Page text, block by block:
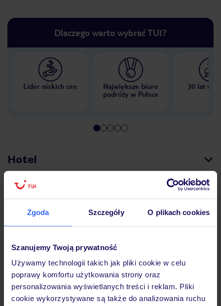
Zgoda Szczegóły O plikach cookies
Szanujemy Twoją prywatność
Używamy technologii takich jak pliki cookie w celu
poprawy komfortu użytkowania strony oraz
personalizowania wyświetlanych treści i reklam. Pliki
cookie wykorzystywane są także do analizowania ruchu
Dlaczego warto wybrać TUI?
Lider niskich cen
Największe biuro
podróży w Polsce
30 lat w
Hotel
Pokoje
Atrakcje